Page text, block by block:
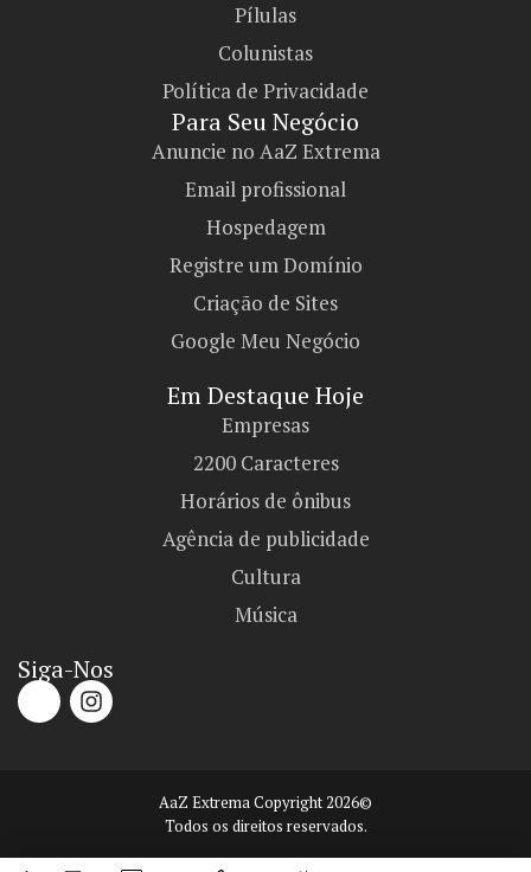
Pílulas
Colunistas
Política de Privacidade
Para Seu Negócio​
Anuncie no AaZ Extrema
Email profissional
Hospedagem
Registre um Domínio
Criação de Sites
Google Meu Negócio
Em Destaque Hoje
Empresas
2200 Caracteres
Horários de ônibus
Agência de publicidade
Cultura
Música
Siga-Nos
AaZ Extrema Copyright 2026©
Todos os direitos reservados.